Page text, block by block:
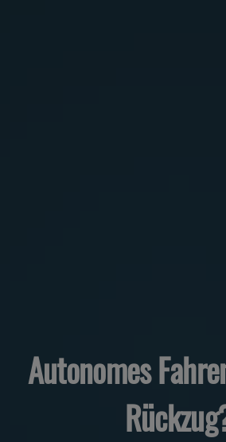
Autonomes